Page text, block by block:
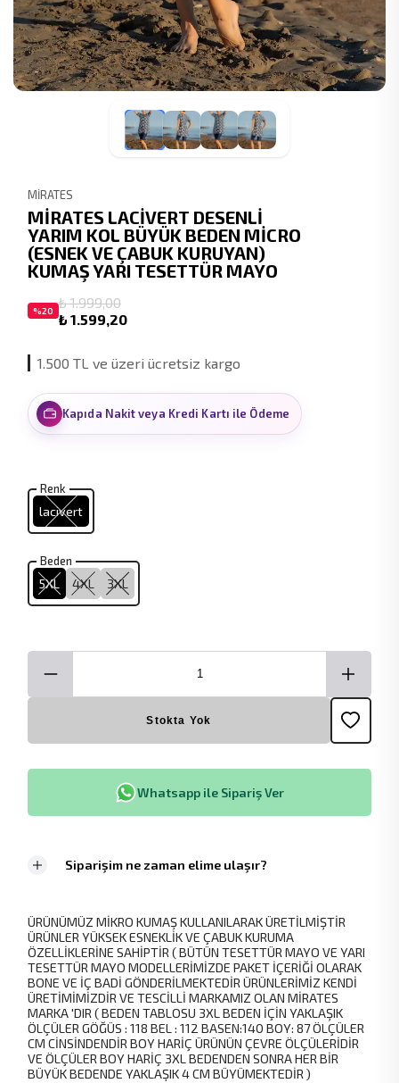
MİRATES
MİRATES LACİVERT DESENLİ
YARIM KOL BÜYÜK BEDEN MİCRO
(ESNEK VE ÇABUK KURUYAN)
KUMAŞ YARI TESETTÜR MAYO
%20 ₺ 1.999,00
₺ 1.599,20
1.500 TL ve üzeri ücretsiz kargo
Kapıda Nakit veya Kredi Kartı ile Ödeme
Renk
lacivert
Beden
5XL 4XL 3XL
Stokta Yok
Whatsapp ile Sipariş Ver
Siparişim ne zaman elime ulaşır?
ÜRÜNÜMÜZ MİKRO KUMAŞ KULLANILARAK ÜRETİLMİŞTİR
ÜRÜNLER YÜKSEK ESNEKLİK VE ÇABUK KURUMA
ÖZELLİKLERİNE SAHİPTİR ( BÜTÜN TESETTÜR MAYO VE YARI
TESETTÜR MAYO MODELLERİMİZDE PAKET İÇERİĞİ OLARAK
BONE VE İÇ BADİ GÖNDERİLMEKTEDİR ÜRÜNLERİMİZ KENDİ
ÜRETİMİMİZDİR VE TESCİLLİ MARKAMIZ OLAN MİRATES
MARKA 'DIR ( BEDEN TABLOSU 3XL BEDEN İÇİN YAKLAŞIK
ÖLÇÜLER GÖĞÜS : 118 BEL : 112 BASEN:140 BOY: 87 ÖLÇÜLER
CM CİNSİNDENDİR BOY HARİÇ ÜRÜNÜN ÇEVRE ÖLÇÜLERİDİR
VE ÖLÇÜLER BOY HARİÇ 3XL BEDENDEN SONRA HER BİR
BÜYÜK BEDENDE YAKLAŞIK 4 CM BÜYÜMEKTEDİR )